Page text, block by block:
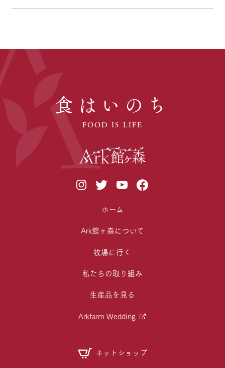
食はいのち
FOOD IS LIFE
ホーム
Ark館ヶ森について
牧場に行く
私たちの取り組み
生産品を見る
Arkfarm Wedding
ネットショップ